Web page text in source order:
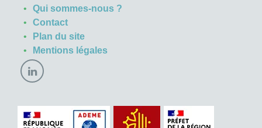
Qui sommes-nous ?
Contact
Plan du site
Mentions légales